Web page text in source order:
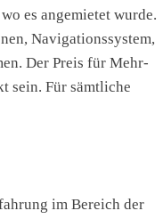
es angemietet wurde.
Navigationssystem,
Der Preis für Mehr-
sein. Für sämtliche
im Bereich der